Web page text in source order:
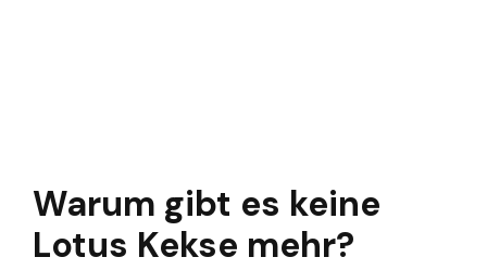
Warum gibt es keine
Lotus Kekse mehr?